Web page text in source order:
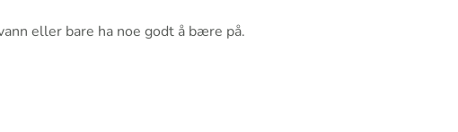
eller bare ha noe godt å bære på.